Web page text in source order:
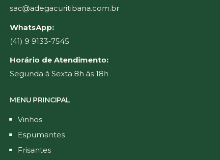
sac@adegacuritibana.com.br
WhatsApp:
(41) 9 9133-7545
Horário de Atendimento:
Segunda à Sexta 8h às 18h
MENU PRINCIPAL
Vinhos
Espumantes
Frisantes